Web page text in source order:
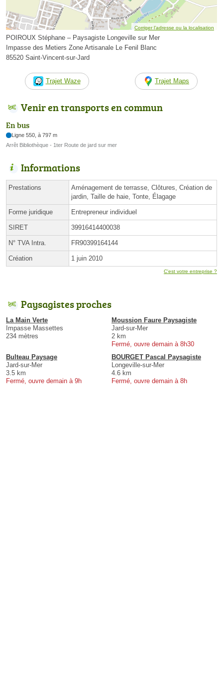
Corriger l’adresse ou la localisation
POIROUX Stéphane – Paysagiste Longeville sur Mer
Impasse des Metiers Zone Artisanale Le Fenil Blanc
85520 Saint-Vincent-sur-Jard
Trajet Waze Trajet Maps
Venir en transports en commun
En bus
Ligne 550, à 797 m
Arrêt Bibliothèque - 1ter Route de jard sur mer
Informations
Prestations
Aménagement de terrasse, Clôtures, Création de
jardin, Taille de haie, Tonte, Élagage
Forme juridique Entrepreneur individuel
SIRET 39916414400038
N° TVA Intra. FR90399164144
Création 1 juin 2010
C'est votre entreprise ?
Paysagistes proches
La Main Verte
Impasse Massettes
234 mètres
Moussion Faure Paysagiste
Jard-sur-Mer
2 km
Fermé, ouvre demain à 8h30
Bulteau Paysage
Jard-sur-Mer
3.5 km
Fermé, ouvre demain à 9h
BOURGET Pascal Paysagiste
Longeville-sur-Mer
4.6 km
Fermé, ouvre demain à 8h